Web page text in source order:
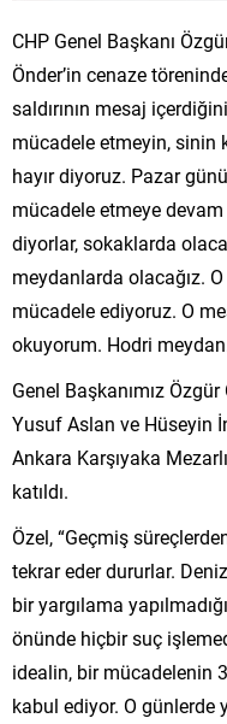
CHP Genel Başkanı
Önder’in cenaze
saldırının mesaj
mücadele etmeyin, sinin
hayır diyoruz. Pazar
mücadele etmeye
diyorlar, sokaklarda
meydanlarda olacağız.
mücadele ediyoruz. O
okuyorum. Hodri
Genel Başkanımız
Yusuf Aslan ve Hüseyin
Ankara Karşıyaka
katıldı.
Özel, “Geçmiş
tekrar eder dururlar.
bir yargılama
önünde hiçbir suç
idealin, bir mücadelenin
kabul ediyor. O günlerde